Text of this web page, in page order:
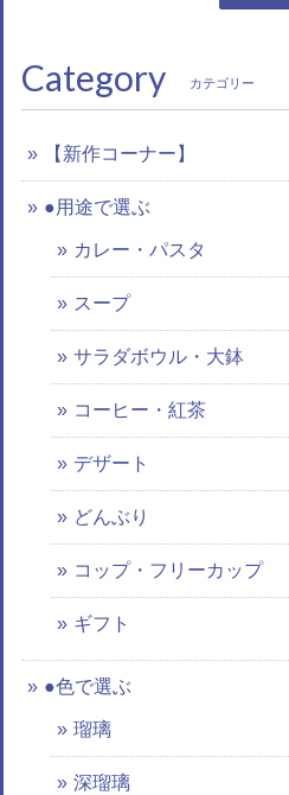
Category カテゴリー
【新作コーナー】
●用途で選ぶ
カレー・パスタ
スープ
サラダボウル・大鉢
コーヒー・紅茶
デザート
どんぶり
コップ・フリーカップ
ギフト
●色で選ぶ
瑠璃
深瑠璃